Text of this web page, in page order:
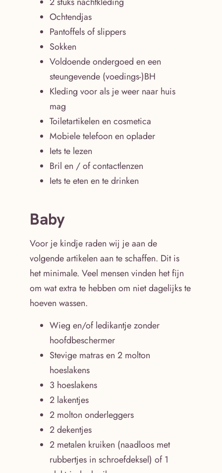
Ochtendjas
Pantoffels of slippers
Sokken
Voldoende ondergoed en een
steungevende (voedings-)BH
Kleding voor als je weer naar huis
mag
Toiletartikelen en cosmetica
Mobiele telefoon en oplader
Iets te lezen
Bril en / of contactlenzen
Iets te eten en te drinken
Baby
Voor je kindje raden wij je aan de
volgende artikelen aan te schaffen. Dit is
het minimale. Veel mensen vinden het fijn
om wat extra te hebben om niet dagelijks te
hoeven wassen.
Wieg en/of ledikantje zonder
hoofdbeschermer
Stevige matras en 2 molton
hoeslakens
3 hoeslakens
2 lakentjes
2 molton onderleggers
2 dekentjes
2 metalen kruiken (naadloos met
rubbertjes in schroefdeksel) of 1